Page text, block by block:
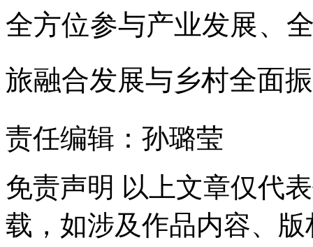
全方位参与产业发展、
旅融合发展与乡村全面
责任编辑：孙璐莹
免责声明 以上文章仅代
载，如涉及作品内容、